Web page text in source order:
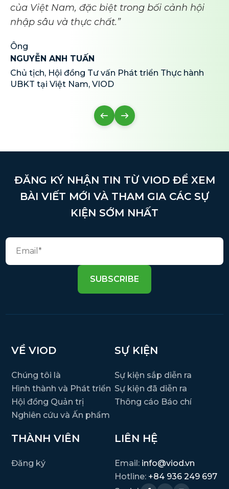
của Việt Nam, đặc biệt trong bối cảnh hội
nhập sâu và thực chất.”
Ông
NGUYỄN ANH TUẤN
Chủ tịch, Hội đồng Tư vấn Phát triển Thực hành
UBKT tại Việt Nam, VIOD
ĐĂNG KÝ NHẬN TIN TỪ VIOD ĐỂ XEM
BÀI VIẾT MỚI VÀ THAM GIA CÁC SỰ
KIỆN SỚM NHẤT
SUBSCRIBE
VỀ VIOD
Chúng tôi là
Hình thành và Phát triển
Hội đồng Quản trị
Nghiên cứu và Ấn phẩm
SỰ KIỆN
Sự kiện sắp diễn ra
Sự kiện đã diễn ra
Thông cáo Báo chí
THÀNH VIÊN
Đăng ký
LIÊN HỆ
Email: info@viod.vn
Hotline: +84 936 249 697